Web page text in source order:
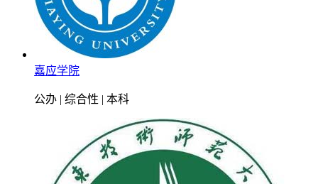
嘉应学院
公办 | 综合性 | 本科